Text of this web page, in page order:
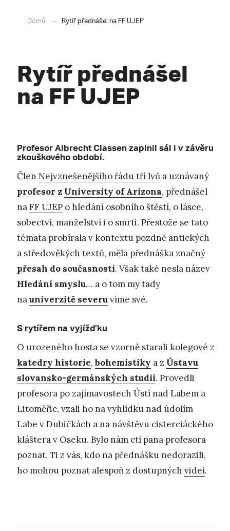
Domů Rytíř přednášel na FF UJEP
Rytíř přednášel
na FF UJEP
Profesor Albrecht Classen zaplnil sál i v závěru
zkouškového období.
Člen Nejvznešenějšího řádu tří lvů a uznávaný
profesor z University of Arizona, přednášel
naFF UJEP o hledání osobního štěstí, o lásce,
sobectví, manželství i o smrti. Přestože se tato
témata probírala v kontextu pozdně antických
a středověkých textů, měla přednáška značný
přesah do současnosti. Však také nesla název
Hledání smyslu… a o tom my tady
nauniverzitě severuvíme své.
S rytířem na vyjížďku
O urozeného hosta se vzorně starali kolegové z
katedry historie,bohemistiky a z Ústavu
slovansko-germánských studií. Provedli
profesora po zajímavostech Ústí nad Labem a
Litoměřic, vzali ho na vyhlídku nad údolím
Labe v Dubičkách a na návštěvu cisterciáckého
kláštera v Oseku. Bylo nám ctí pana profesora
poznat. Ti z vás, kdo na přednášku nedorazili,
ho mohou poznat alespoň z dostupných videí.